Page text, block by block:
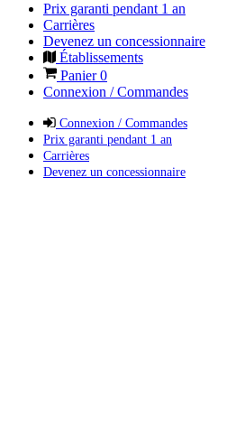
Prix garanti pendant 1 an
Carrières
Devenez un concessionnaire
Établissements
Panier0
Connexion / Commandes
Connexion / Commandes
Prix garanti pendant 1 an
Carrières
Devenez un concessionnaire